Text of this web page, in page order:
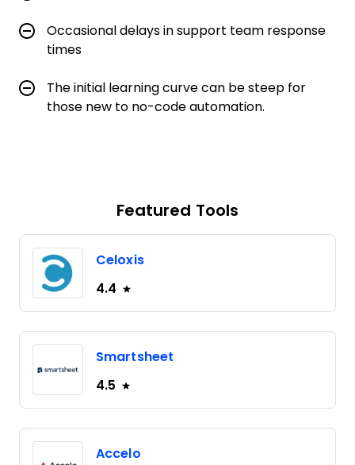
Occasional delays in support team response
times
The initial learning curve can be steep for
those new to no-code automation.
Featured Tools
Celoxis
4.4
Smartsheet
4.5
Accelo